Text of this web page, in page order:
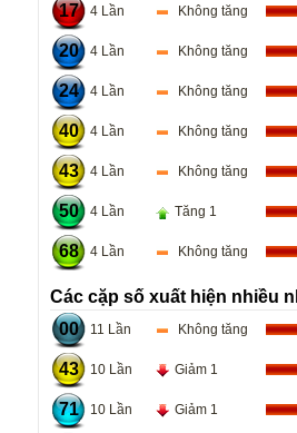
17 4 Lần Không tăng
20 4 Lần Không tăng
24 4 Lần Không tăng
40 4 Lần Không tăng
43 4 Lần Không tăng
50 4 Lần Tăng 1
68 4 Lần Không tăng
Các cặp số xuất hiện nhiều
00
11 Lần Không tăng
43 10 Lần Giảm 1
71 10 Lần Giảm 1